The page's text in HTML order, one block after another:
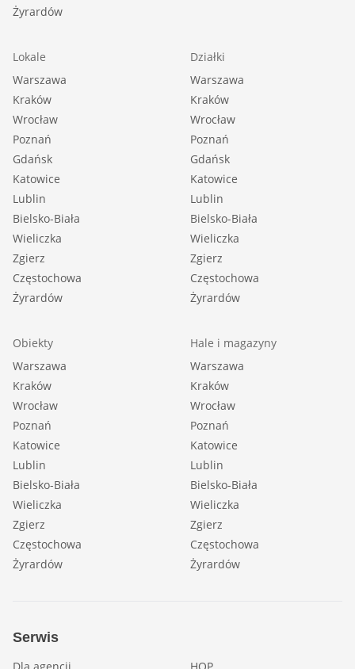
Żyrardów
Lokale
Warszawa
Kraków
Wrocław
Poznań
Gdańsk
Katowice
Lublin
Bielsko-Biała
Wieliczka
Zgierz
Częstochowa
Żyrardów
Działki
Warszawa
Kraków
Wrocław
Poznań
Gdańsk
Katowice
Lublin
Bielsko-Biała
Wieliczka
Zgierz
Częstochowa
Żyrardów
Obiekty
Warszawa
Kraków
Wrocław
Poznań
Katowice
Lublin
Bielsko-Biała
Wieliczka
Zgierz
Częstochowa
Żyrardów
Hale i magazyny
Warszawa
Kraków
Wrocław
Poznań
Katowice
Lublin
Bielsko-Biała
Wieliczka
Zgierz
Częstochowa
Żyrardów
Serwis